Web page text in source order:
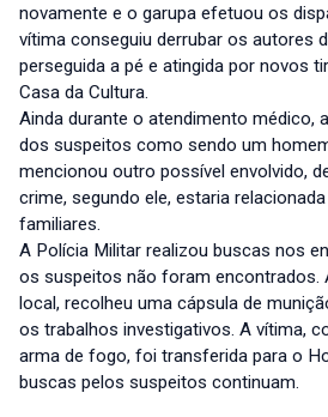
novamente e o garupa efetuou os
vítima conseguiu derrubar os autores
perseguida a pé e atingida por novos
Casa da Cultura.
Ainda durante o atendimento médico,
dos suspeitos como sendo um
mencionou outro possível envolvido,
crime, segundo ele, estaria
familiares.
A Polícia Militar realizou buscas nos
os suspeitos não foram encontrados.
local, recolheu uma cápsula de
os trabalhos investigativos. A vítima,
arma de fogo, foi transferida para o
buscas pelos suspeitos continuam.